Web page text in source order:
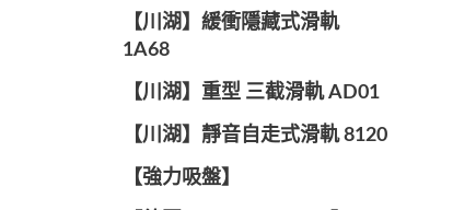
【川湖】緩衝隱藏式滑軌
1A68
【川湖】重型 三截滑軌 AD01
【川湖】靜音自走式滑軌 8120
【強力吸盤】